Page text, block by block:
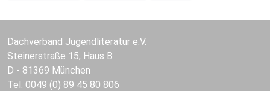
Dachverband Jugendliteratur e.V.
Steinerstraße 15, Haus B
D - 81369 München
Tel. 0049 (0) 89 45 80 806